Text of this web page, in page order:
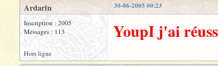
30-06-2005 00:23
Ardarin
Inscription : 2005
Messages : 113
YoupI j'ai
Hors ligne